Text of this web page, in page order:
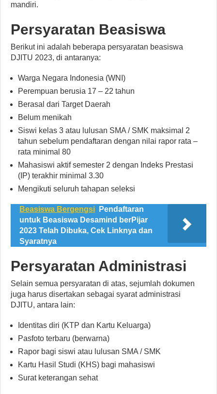
mandiri.
Persyaratan Beasiswa
Berikut ini adalah beberapa persyaratan beasiswa
DJITU 2023, di antaranya:
Warga Negara Indonesia (WNI)
Perempuan berusia 17 – 22 tahun
Berasal dari Target Daerah
Belum menikah
Siswi kelas 3 atau lulusan SMA / SMK maksimal 2
tahun sebelum pendaftaran dengan nilai rapor rata –
rata minimal 80
Mahasiswi aktif semester 2 dengan Indeks Prestasi
(IP) terakhir minimal 3.30
Mengikuti seluruh tahapan seleksi
Beasiswa Bergengsi
Pendaftaran
untuk Beasiswa Desamind berPijar
2023 Telah Dibuka, Cek Linknya dan
Syaratnya
Persyaratan Administrasi
Selain semua persyaratan di atas, sejumlah dokumen
juga harus disertakan sebagai syarat administrasi
DJITU, antara lain:
Identitas diri (KTP dan Kartu Keluarga)
Pasfoto terbaru (berwarna)
Rapor bagi siswi atau lulusan SMA / SMK
Kartu Hasil Studi (KHS) bagi mahasiswi
Surat keterangan sehat